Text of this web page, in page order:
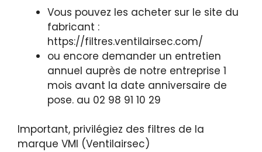
Vous pouvez les acheter sur le site du
fabricant :
https://filtres.ventilairsec.com/
ou encore demander un entretien
annuel auprès de notre entreprise 1
mois avant la date anniversaire de
pose. au 02 98 91 10 29
Important, privilégiez des filtres de la
marque VMI (Ventilairsec)